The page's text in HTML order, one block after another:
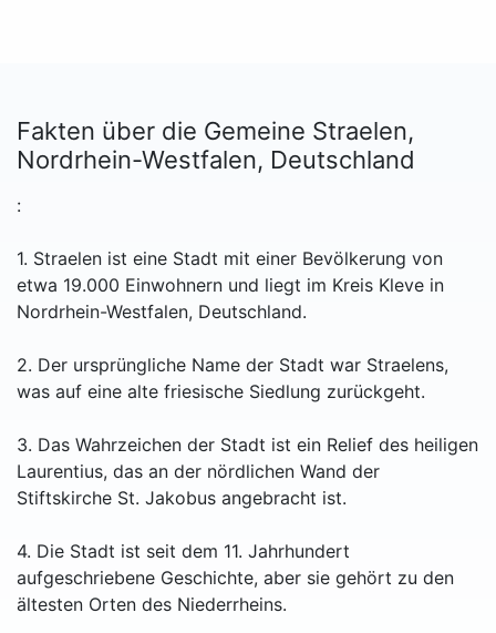
Fakten über die Gemeine Straelen,
Nordrhein-Westfalen, Deutschland
:
1. Straelen ist eine Stadt mit einer Bevölkerung von
etwa 19.000 Einwohnern und liegt im Kreis Kleve in
Nordrhein-Westfalen, Deutschland.
2. Der ursprüngliche Name der Stadt war Straelens,
was auf eine alte friesische Siedlung zurückgeht.
3. Das Wahrzeichen der Stadt ist ein Relief des heiligen
Laurentius, das an der nördlichen Wand der
Stiftskirche St. Jakobus angebracht ist.
4. Die Stadt ist seit dem 11. Jahrhundert
aufgeschriebene Geschichte, aber sie gehört zu den
ältesten Orten des Niederrheins.